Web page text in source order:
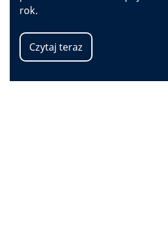
rok.
Czytaj teraz